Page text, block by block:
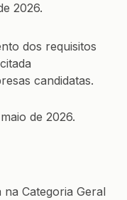
2026.
dos requisitos
candidatas.
de 2026.
Categoria Geral